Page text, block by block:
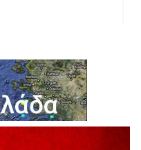
οδού Περιβόλι –